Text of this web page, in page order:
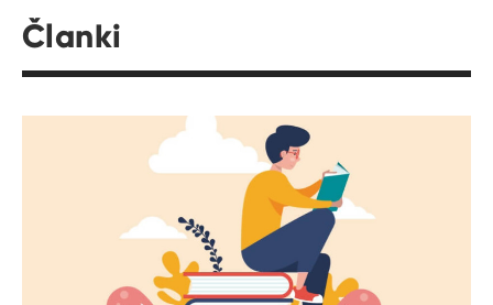
Članki